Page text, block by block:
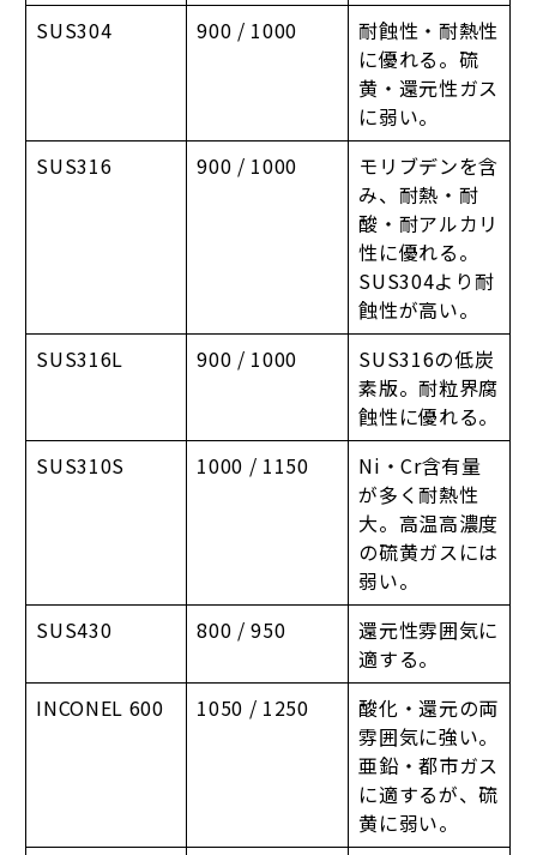
SUS304 900 / 1000
耐蝕性・耐熱性
に優れる。硫
黄・還元性ガス
に弱い。
SUS316
900 / 1000
モリブデンを含
み、耐熱・耐
酸・耐アルカリ
性に優れる。
SUS304より耐
蝕性が高い。
SUS316L
900 / 1000
SUS316の低炭
素版。耐粒界腐
蝕性に優れる。
SUS310S
1000 / 1150
Ni・Cr含有量
が多く耐熱性
大。高温高濃度
の硫黄ガスには
弱い。
SUS430
800 / 950
還元性雰囲気に
適する。
INCONEL 600
1050 / 1250
酸化・還元の両
雰囲気に強い。
亜鉛・都市ガス
に適するが、硫
黄に弱い。